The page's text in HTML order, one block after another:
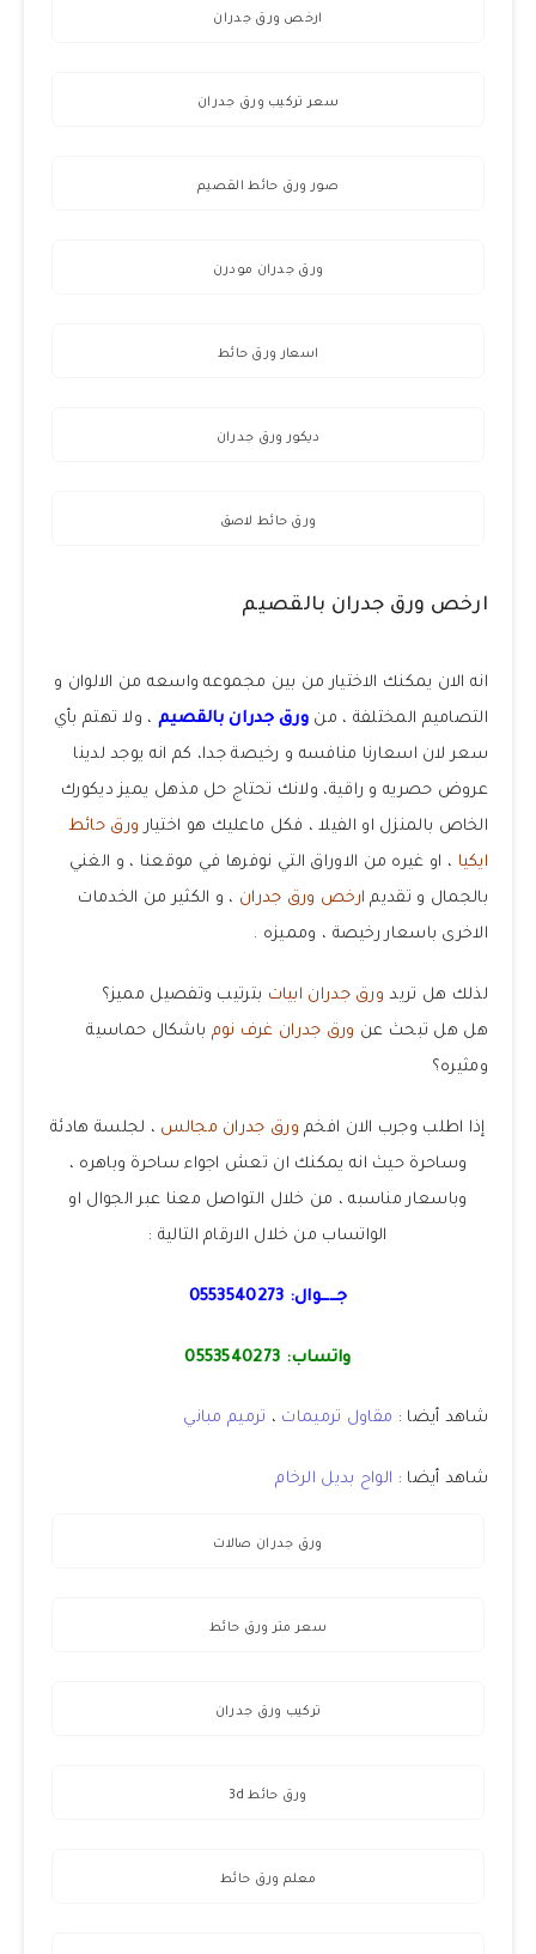
ارخص ورق جدران
سعر تركيب ورق جدران
صور ورق حائط القصيم
ورق جدران مودرن
اسعار ورق حائط
ديكور ورق جدران
ورق حائط لاصق
ارخص ورق جدران بالقصيم
انه الان يمكنك الاختيار من بين مجموعه واسعه من الالوان و
التصاميم المختلفة ، من ورق جدران بالقصيم ، ولا تهتم بأي
سعر لان اسعارنا منافسه و رخيصة جدا، كم انه يوجد لدينا
عروض حصريه و راقية، ولانك تحتاج حل مذهل يميز ديكورك
الخاص بالمنزل او الفيلا ، فكل ماعليك هو اختيارورق حائط
ايكيا ، او غيره من الاوراق التي نوفرها في موقعنا ، و الغني
بالجمال و تقديم ارخص ورق جدران ، و الكثير من الخدمات
الاخرى باسعار رخيصة ، ومميزه .
لذلك هل تريد ورق جدران ابيات بترتيب وتفصيل مميز؟
هل هل تبحث عن ورق جدران غرف نوم باشكال حماسية
ومثيره؟
إذا اطلب وجرب الان افخم ورق جدران مجالس ، لجلسة هادئة
وساحرة حيث انه يمكنك ان تعش اجواء ساحرة وباهره ،
وباسعار مناسبه ، من خلال التواصل معنا عبر الجوال او
الواتساب من خلال الارقام التالية :
جــــوال: 0553540273
واتساب: 0553540273
شاهد أيضا : مقاول ترميمات ، ترميم مباني
شاهد أيضا : الواح بديل الرخام
ورق جدران صالات
سعر متر ورق حائط
تركيب ورق جدران
ورق حائط 3d
معلم ورق حائط